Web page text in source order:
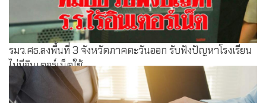
รมว.ศธ.ลงพื้นที่ 3 จังหวัดภาคตะวันออก รับฟังปัญหาโรงเรียน
ไม่มีอินเตอร์เน็ตใช้